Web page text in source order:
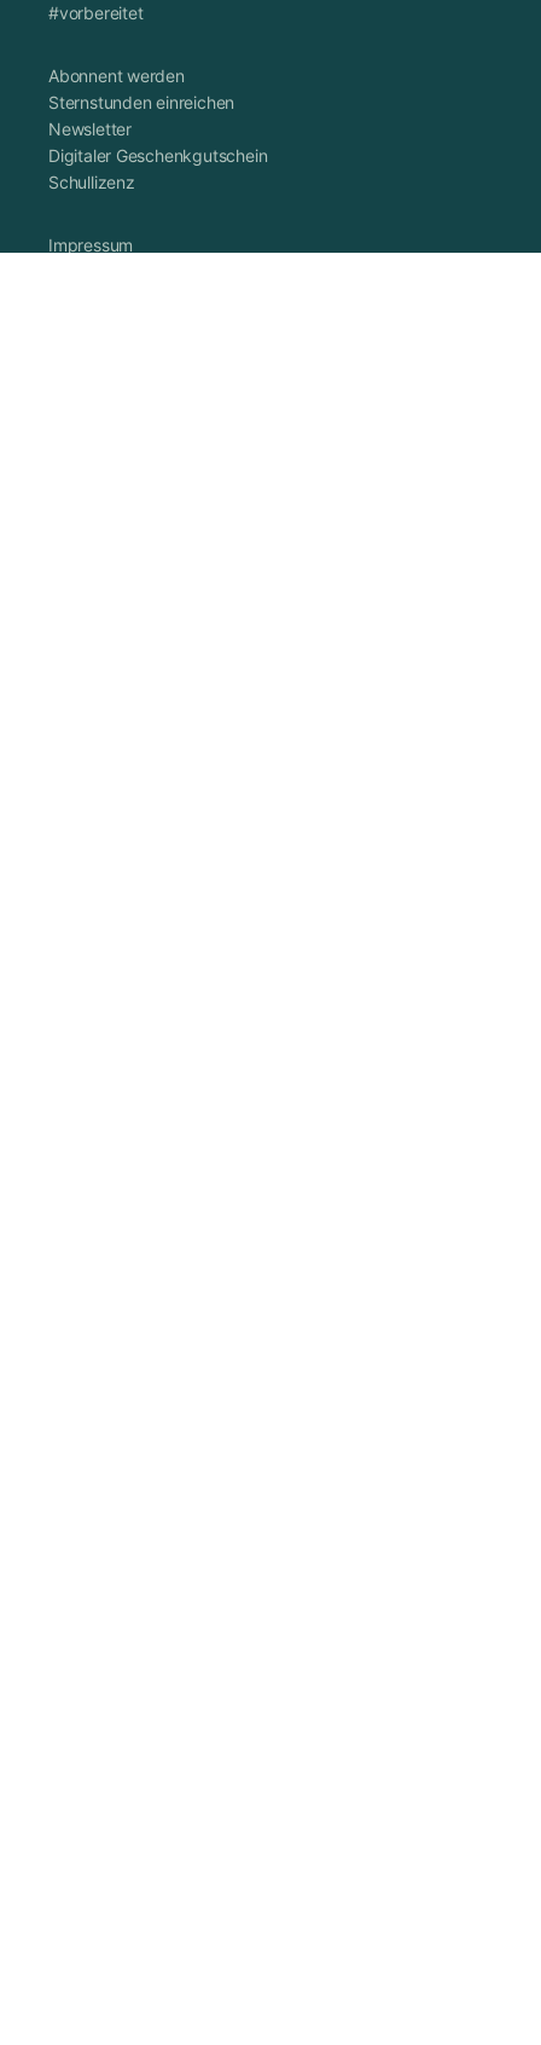
#vorbereitet
Abonnent werden
Sternstunden einreichen
Newsletter
Digitaler Geschenkgutschein
Schullizenz
Impressum